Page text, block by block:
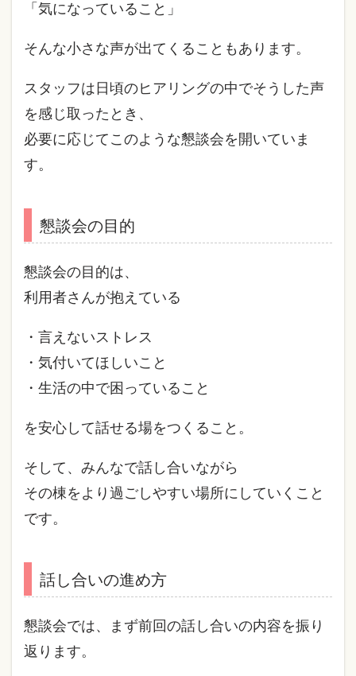
「気になっていること」
そんな小さな声が出てくることもあります。
スタッフは日頃のヒアリングの中でそうした声
を感じ取ったとき、
必要に応じてこのような懇談会を開いていま
す。
懇談会の目的
懇談会の目的は、
利用者さんが抱えている
・言えないストレス
・気付いてほしいこと
・生活の中で困っていること
を安心して話せる場をつくること。
そして、みんなで話し合いながら
その棟をより過ごしやすい場所にしていくこと
です。
話し合いの進め方
懇談会では、まず前回の話し合いの内容を振り
返ります。